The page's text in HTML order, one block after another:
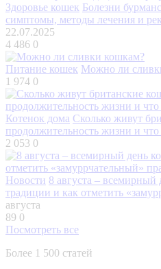
Здоровье кошек Болезни
симптомы, методы лечения и
22.07.2025
4 486 0
Питание кошек Можно ли
1 974 0
Котенок дома Сколько живут
продолжительность жизни и что
2 053 0
Новости 8 августа – всемирный
традиции и как отметить
августа
89 0
Посмотреть все
Более 1 500 статей